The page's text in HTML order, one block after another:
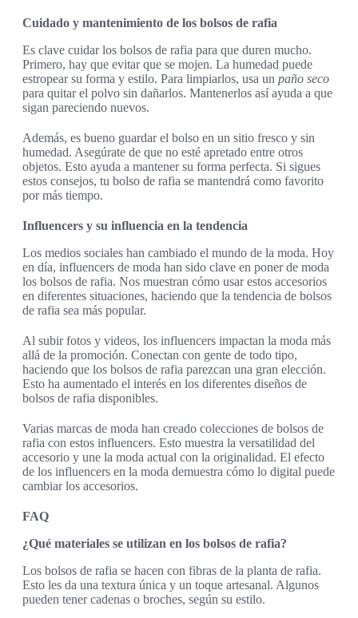
Cuidado y mantenimiento de los bolsos de rafia
Es clave cuidar los bolsos de rafia para que duren mucho.
Primero, hay que evitar que se mojen. La humedad puede
estropear su forma y estilo. Para limpiarlos, usa un paño seco
para quitar el polvo sin dañarlos. Mantenerlos así ayuda a que
sigan pareciendo nuevos.
Además, es bueno guardar el bolso en un sitio fresco y sin
humedad. Asegúrate de que no esté apretado entre otros
objetos. Esto ayuda a mantener su forma perfecta. Si sigues
estos consejos, tu bolso de rafia se mantendrá como favorito
por más tiempo.
Influencers y su influencia en la tendencia
Los medios sociales han cambiado el mundo de la moda. Hoy
en día, influencers de moda han sido clave en poner de moda
los bolsos de rafia. Nos muestran cómo usar estos accesorios
en diferentes situaciones, haciendo que la tendencia de bolsos
de rafia sea más popular.
Al subir fotos y videos, los influencers impactan la moda más
allá de la promoción. Conectan con gente de todo tipo,
haciendo que los bolsos de rafia parezcan una gran elección.
Esto ha aumentado el interés en los diferentes diseños de
bolsos de rafia disponibles.
Varias marcas de moda han creado colecciones de bolsos de
rafia con estos influencers. Esto muestra la versatilidad del
accesorio y une la moda actual con la originalidad. El efecto
de los influencers en la moda demuestra cómo lo digital puede
cambiar los accesorios.
FAQ
¿Qué materiales se utilizan en los bolsos de rafia?
Los bolsos de rafia se hacen con fibras de la planta de rafia.
Esto les da una textura única y un toque artesanal. Algunos
pueden tener cadenas o broches, según su estilo.